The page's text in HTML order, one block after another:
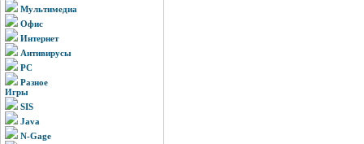
Мультимедиа
Офис
Интернет
Антивирусы
PC
Разное
Игры
SIS
Java
N-Gage